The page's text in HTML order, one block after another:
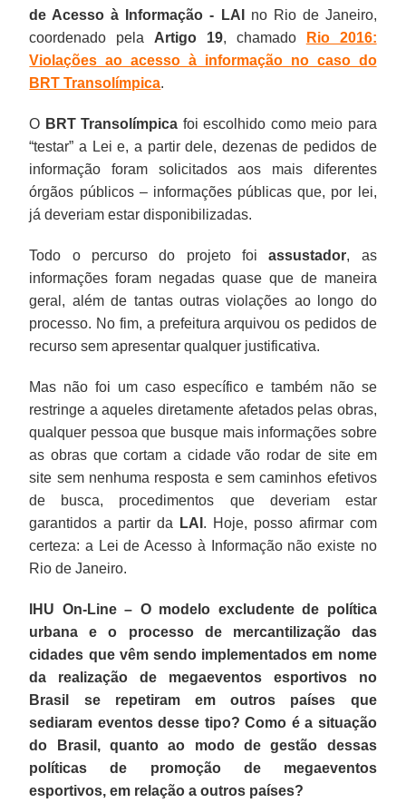
de Acesso à Informação - LAI
no Rio de Janeiro,
coordenado pela Artigo 19, chamado
Rio 2016:
Violações ao acesso à informação no caso do
BRT Transolímpica.
O BRT Transolímpica foi escolhido como meio para
“testar” a Lei e, a partir dele, dezenas de pedidos de
informação foram solicitados aos mais diferentes
órgãos públicos – informações públicas que, por lei,
já deveriam estar disponibilizadas.
Todo o percurso do projeto foiassustador, as
informações foram negadas quase que de maneira
geral, além de tantas outras violações ao longo do
processo. No fim, a prefeitura arquivou os pedidos de
recurso sem apresentar qualquer justificativa.
Mas não foi um caso específico e também não se
restringe a aqueles diretamente afetados pelas obras,
qualquer pessoa que busque mais informações sobre
as obras que cortam a cidade vão rodar de site em
site sem nenhuma resposta e sem caminhos efetivos
de busca, procedimentos que deveriam estar
garantidos a partir da
LAI . Hoje, posso afirmar com
certeza: a Lei de Acesso à Informação não existe no
Rio de Janeiro.
IHU On-Line – O modelo excludente de política
urbana e o processo de mercantilização das
cidades que vêm sendo implementados em nome
da realização de megaeventos esportivos no
Brasil se repetiram em outros países que
sediaram eventos desse tipo? Como é a situação
do Brasil, quanto ao modo de gestão dessas
políticas de promoção de megaeventos
esportivos, em relação a outros países?